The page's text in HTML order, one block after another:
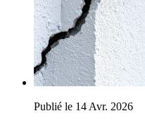
Publié le 14 Avr. 2026